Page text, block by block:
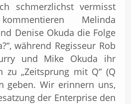
schmerzlichst vermisst
Melinda
Denise Okuda die Folge
während Regisseur Rob
und Mike Okuda ihr
zu „Zeitsprung mit Q“ (Q
geben. Wir erinnern uns,
der Enterprise den